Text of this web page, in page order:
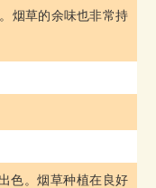
烟草的余味也非常持
色。烟草种植在良好